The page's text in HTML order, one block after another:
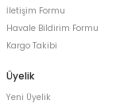
İletişim Formu
Havale Bildirim Formu
Kargo Takibi
Üyelik
Yeni Üyelik